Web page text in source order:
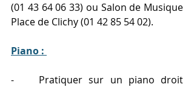
(01 43 64 06 33) ou Salon de Musique
Place de Clichy (01 42 85 54 02).
Piano :
-    Pratiquer sur un piano droit